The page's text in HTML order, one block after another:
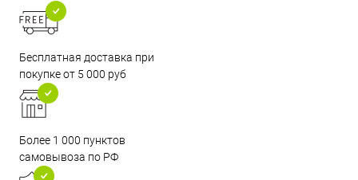
Бесплатная доставка при
покупке от 5 000 руб
Более 1 000 пунктов
самовывоза по РФ